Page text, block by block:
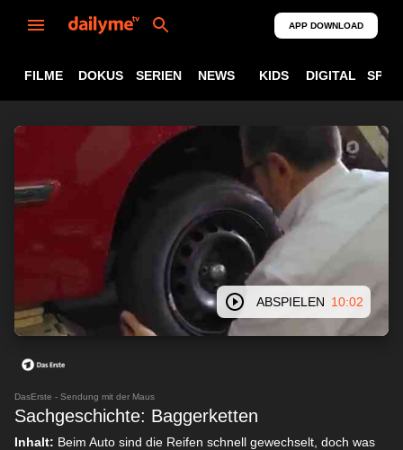
APP DOWNLOAD
FILME DOKUS SERIEN NEWS KIDS DIGITAL
ABSPIELEN 10:02
DasErste - Sendung mit der Maus
Sachgeschichte: Baggerketten
Inhalt: Beim Auto sind die Reifen schnell gewechselt, doch was